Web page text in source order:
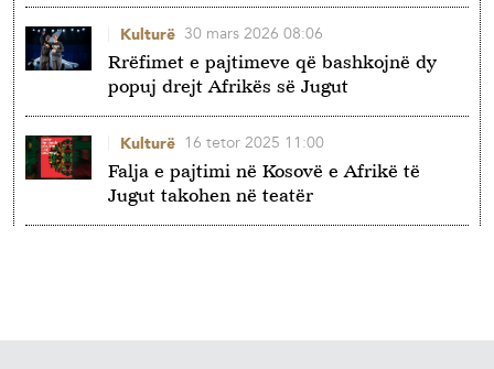
Rrëfimet e pajtimeve që bashkojnë dy
popuj drejt Afrikës së Jugut
Kulturë 30 mars 2026 08:06
Falja e pajtimi në Kosovë e Afrikë të
Jugut takohen në teatër
Kulturë 16 tetor 2025 11:00